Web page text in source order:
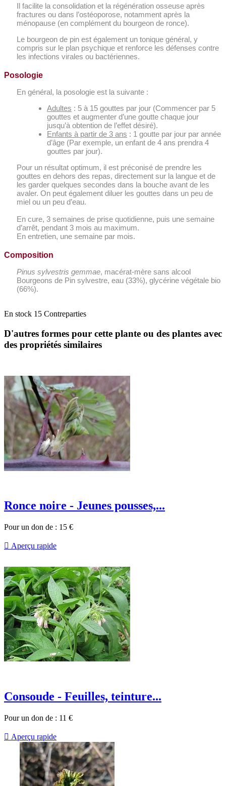
Il facilite la consolidation et la régénération osseuse après
fractures ou dans l’ostéoporose, notamment après la
ménopause (en complément du bourgeon de ronce).
Le bourgeon de pin est également un tonique général, y
compris sur le plan psychique et renforce les défenses contre
les infections virales ou bactériennes.
Posologie
En général, la posologie est la suivante :
Adultes : 5 à 15 gouttes par jour (Commencer par 5
gouttes et augmenter d’une goutte chaque jour
jusqu’à obtention de l’effet désiré).
Enfants à partir de 3 ans : 1 goutte par jour par année
d’âge (Par exemple, un enfant de 4 ans prendra 4
gouttes par jour).
Pour un résultat optimum, il est préconisé de prendre les
gouttes en dehors des repas, directement sur la langue et de
les garder quelques secondes dans la bouche avant de les
avaler. On peut également diluer les gouttes dans un peu de
miel ou un peu d’eau.
En cure, 3 semaines de prise quotidienne, puis une semaine
d’arrêt, pendant 3 mois au maximum.
En entretien, une semaine par mois.
Composition
Pinus sylvestris gemmae, macérat-mère sans alcool
Bourgeons de Pin sylvestre, eau (33%), glycérine végétale bio
(66%).
En stock 15 Contreparties
D'autres formes pour cette plante ou des plantes avec
des propriétés similaires
Ronce noire - Jeunes pousses,...
Pour un don de : 15 €
 Aperçu rapide
Consoude - Feuilles, teinture...
Pour un don de : 11 €
 Aperçu rapide